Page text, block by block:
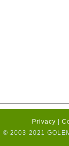
Privacy
© 2003-2021